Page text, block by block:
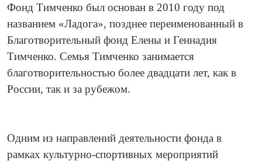
Фонд Тимченко был основан в 2010 году под
названием «Ладога», позднее переименованный в
Благотворительный фонд Елены и Геннадия
Тимченко. Семья Тимченко занимается
благотворительностью более двадцати лет, как в
России, так и за рубежом.
Одним из направлений деятельности фонда в
рамках культурно-спортивных мероприятий